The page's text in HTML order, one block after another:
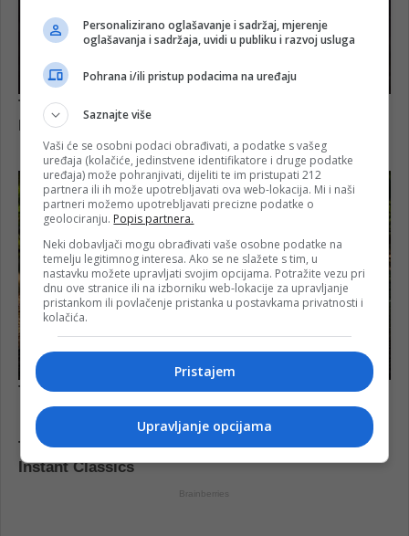
Personalizirano oglašavanje i sadržaj, mjerenje
oglašavanja i sadržaja, uvidi u publiku i razvoj usluga
Pohrana i/ili pristup podacima na uređaju
Saznajte više
Vaši će se osobni podaci obrađivati, a podatke s vašeg
uređaja (kolačiće, jedinstvene identifikatore i druge podatke
uređaja) može pohranjivati, dijeliti te im pristupati 212
partnera ili ih može upotrebljavati ova web-lokacija. Mi i naši
partneri možemo upotrebljavati precizne podatke o
geolociranju. Popis partnera.
Neki dobavljači mogu obrađivati vaše osobne podatke na
temelju legitimnog interesa. Ako se ne slažete s tim, u
nastavku možete upravljati svojim opcijama. Potražite vezu pri
dnu ove stranice ili na izborniku web-lokacije za upravljanje
pristankom ili povlačenje pristanka u postavkama privatnosti i
kolačića.
Pristajem
Upravljanje opcijama